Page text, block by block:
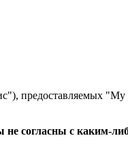
предоставляемых
согласны с каким-